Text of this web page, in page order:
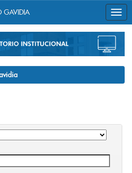
GAVIDIA